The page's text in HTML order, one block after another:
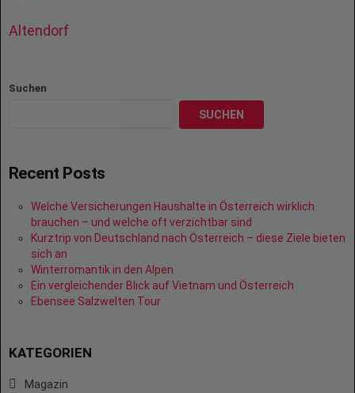
Altendorf
Suchen
SUCHEN
Recent Posts
Welche Versicherungen Haushalte in Österreich wirklich
brauchen – und welche oft verzichtbar sind
Kurztrip von Deutschland nach Österreich – diese Ziele bieten
sich an
Winterromantik in den Alpen
Ein vergleichender Blick auf Vietnam und Österreich
Ebensee Salzwelten Tour
KATEGORIEN
Magazin